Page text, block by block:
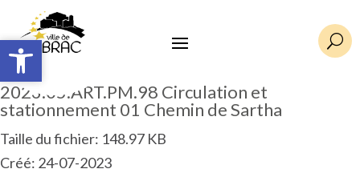
Ouvrir la barre d’outils U
2023.05.ART.PM.98 Circulation et
stationnement 01 Chemin de Sartha
Taille du fichier: 148.97 KB
Créé: 24-07-2023
Ouvrir la barre d’outils